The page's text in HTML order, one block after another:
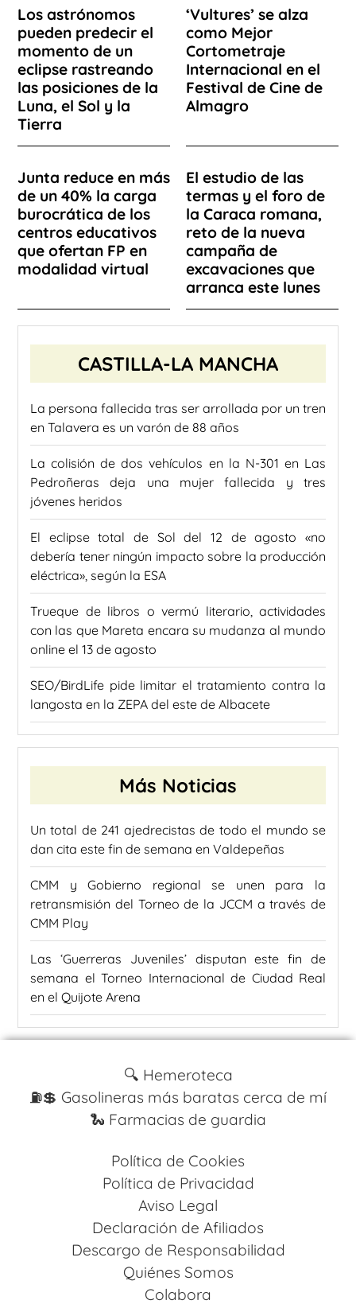
Los astrónomos
pueden predecir el
momento de un
eclipse rastreando
las posiciones de la
Luna, el Sol y la
Tierra
‘Vultures’ se alza
como Mejor
Cortometraje
Internacional en el
Festival de Cine de
Almagro
Junta reduce en más
de un 40% la carga
burocrática de los
centros educativos
que ofertan FP en
modalidad virtual
El estudio de las
termas y el foro de
la Caraca romana,
reto de la nueva
campaña de
excavaciones que
arranca este lunes
CASTILLA-LA MANCHA
La persona fallecida tras ser arrollada por un tren
en Talavera es un varón de 88 años
La colisión de dos vehículos en la N-301 en Las
Pedroñeras deja una mujer fallecida y tres
jóvenes heridos
El eclipse total de Sol del 12 de agosto «no
debería tener ningún impacto sobre la producción
eléctrica», según la ESA
Trueque de libros o vermú literario, actividades
con las que Mareta encara su mudanza al mundo
online el 13 de agosto
SEO/BirdLife pide limitar el tratamiento contra la
langosta en la ZEPA del este de Albacete
Más Noticias
Un total de 241 ajedrecistas de todo el mundo se
dan cita este fin de semana en Valdepeñas
CMM y Gobierno regional se unen para la
retransmisión del Torneo de la JCCM a través de
CMM Play
Las ‘Guerreras Juveniles’ disputan este fin de
semana el Torneo Internacional de Ciudad Real
en el Quijote Arena
🔍 Hemeroteca
⛽️💲 Gasolineras más baratas cerca de mí
🐍 Farmacias de guardia
Política de Cookies
Política de Privacidad
Aviso Legal
Declaración de Afiliados
Descargo de Responsabilidad
Quiénes Somos
Colabora